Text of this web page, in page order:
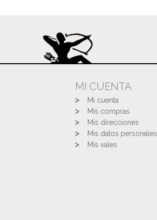
MI CUENTA
Mi cuenta
Mis compras
Mis direcciones
Mis datos personales
Mis vales